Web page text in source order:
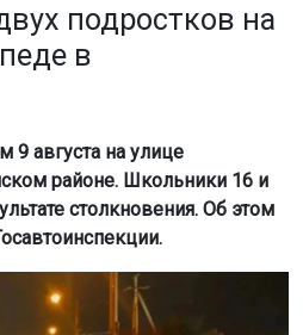
подростков на
в
августа на улице
районе. Школьники 16 и
столкновения. Об этом